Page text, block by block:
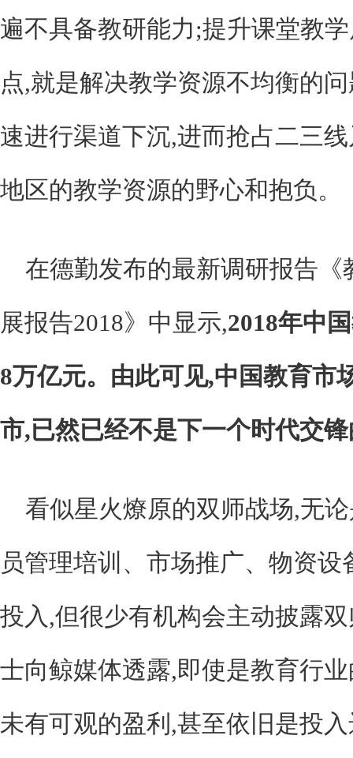
遍不具备教研能力;提升课堂教
点,就是解决教学资源不均衡的
速进行渠道下沉,进而抢占二三
地区的教学资源的野心和抱负。
在德勤发布的最新调研报告
展报告2018》中显示,2018年中
8万亿元。由此可见,中国教育市
市,已然已经不是下一个时代交
看似星火燎原的双师战场,无
员管理培训、市场推广、物资
投入,但很少有机构会主动披露
士向鲸媒体透露,即使是教育行
未有可观的盈利,甚至依旧是投